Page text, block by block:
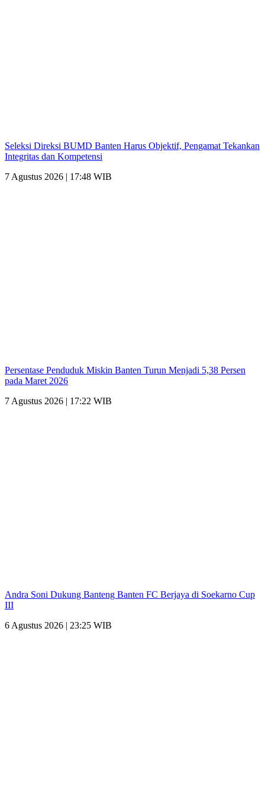
Seleksi Direksi BUMD Banten Harus Objektif, Pengamat Tekankan
Integritas dan Kompetensi
7 Agustus 2026 | 17:48 WIB
Persentase Penduduk Miskin Banten Turun Menjadi 5,38 Persen
pada Maret 2026
7 Agustus 2026 | 17:22 WIB
Andra Soni Dukung Banteng Banten FC Berjaya di Soekarno Cup
III
6 Agustus 2026 | 23:25 WIB